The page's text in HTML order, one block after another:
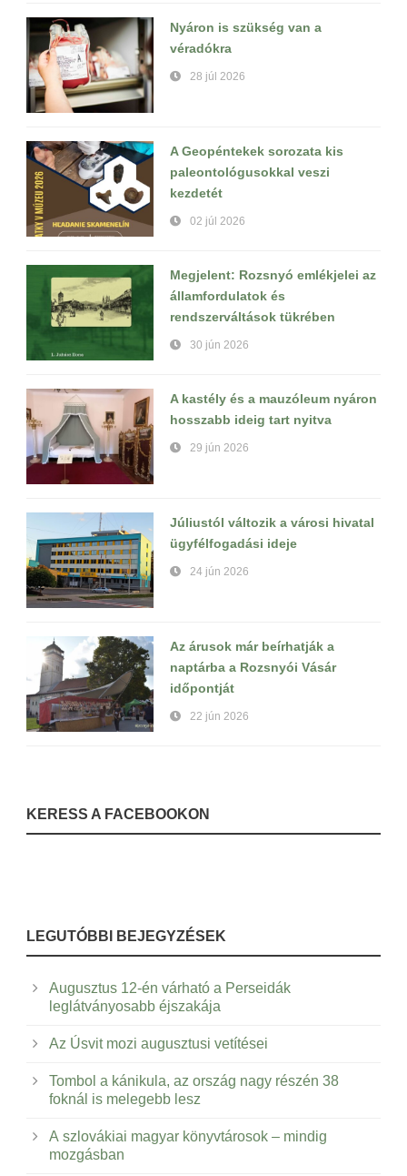
Nyáron is szükség van a
véradókra
28 júl 2026
A Geopéntekek sorozata kis
paleontológusokkal veszi
kezdetét
02 júl 2026
Megjelent: Rozsnyó emlékjelei az
államfordulatok és
rendszerváltások tükrében
30 jún 2026
A kastély és a mauzóleum nyáron
hosszabb ideig tart nyitva
29 jún 2026
Júliustól változik a városi hivatal
ügyfélfogadási ideje
24 jún 2026
Az árusok már beírhatják a
naptárba a Rozsnyói Vásár
időpontját
22 jún 2026
KERESS A FACEBOOKON
LEGUTÓBBI BEJEGYZÉSEK
Augusztus 12-én várható a Perseidák
leglátványosabb éjszakája
Az Úsvit mozi augusztusi vetítései
Tombol a kánikula, az ország nagy részén 38
foknál is melegebb lesz
A szlovákiai magyar könyvtárosok – mindig
mozgásban